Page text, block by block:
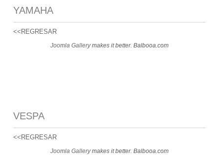
YAMAHA
<<REGRESAR
Joomla Gallerymakes it better. Balbooa.com
VESPA
<<REGRESAR
Joomla Gallerymakes it better. Balbooa.com